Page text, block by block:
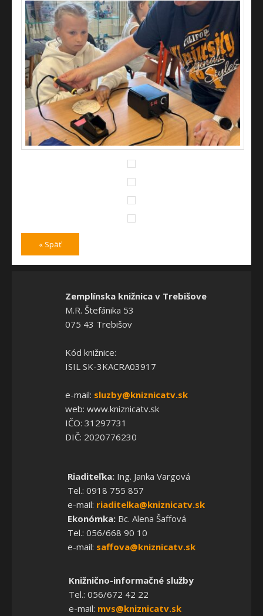
« Späť
Zemplínska knižnica v Trebišove
M.R. Štefánika 53
075 43 Trebišov
Kód knižnice:
ISIL SK-3KACRA03917
e-mail: sluzby@kniznicatv.sk
web: www.kniznicatv.sk
IČO: 31297731
DIČ: 2020776230
Riaditeľka:Ing. Janka Vargová
Tel.: 0918 755 857
e-mail: riaditelka@kniznicatv.sk
Ekonómka:Bc. Alena Šaffová
Tel.: 056/668 90 10
e-mail: saffova@kniznicatv.sk
Knižnično-informačné služby
Tel.: 056/672 42 22
e-mail: mvs@kniznicatv.sk